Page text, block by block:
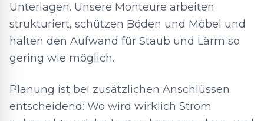
Unterlagen. Unsere Monteure arbeiten
strukturiert, schützen Böden und Möbel und
halten den Aufwand für Staub und Lärm so
gering wie möglich.
Planung ist bei zusätzlichen Anschlüssen
entscheidend: Wo wird wirklich Strom